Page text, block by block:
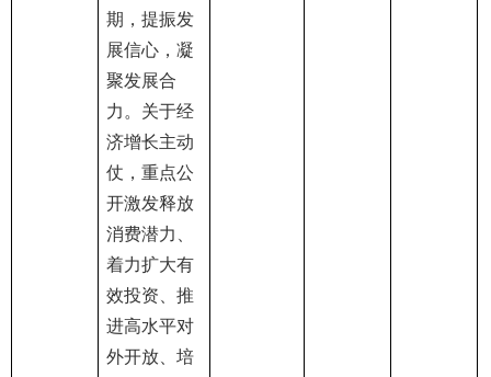
期，提振发
展信心，凝
聚发展合
力。关于经
济增长主动
仗，重点公
开激发释放
消费潜力、
着力扩大有
效投资、推
进高水平对
外开放、培